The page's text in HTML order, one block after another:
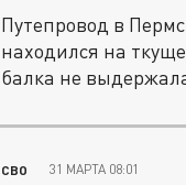
Путепровод в
находился на
балка не
СВО 31 МАРТА 08:01